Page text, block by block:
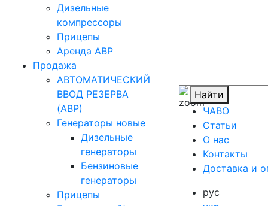
Дизельные
компрессоры
Прицепы
Аренда АВР
Продажа
АВТОМАТИЧЕСКИЙ
ВВОД РЕЗЕРВА
(АВР)
Генераторы новые
Дизельные
генераторы
Бензиновые
генераторы
Прицепы
Найти
ЧАВО
Cтатьи
O нас
Контакты
Доставка и
рус